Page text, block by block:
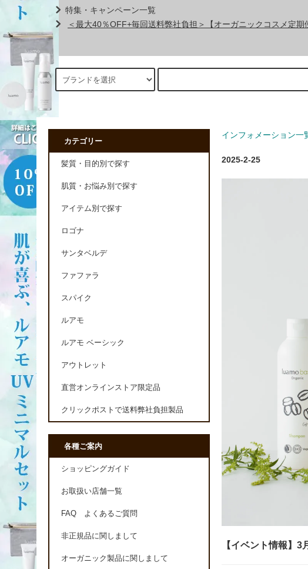
特集・キャンペーン一覧
＜最大40％OFF+毎回送料弊社負担＞【オーガニックコスメ定
インフォメーション一
2025-2-25
【イベント情報】
カテゴリー
髪質・目的別で探す
肌質・お悩み別で探す
アイテム別で探す
ロゴナ
サンタベルデ
ファファラ
スパイク
ルアモ
ルアモ ベーシック
アウトレット
直営オンラインストア限定品
クリックポストで送料弊社負担製品
各種ご案内
ショッピングガイド
お取扱い店舗一覧
FAQ よくあるご質問
非正規品に関しまして
オーガニック製品に関しまして